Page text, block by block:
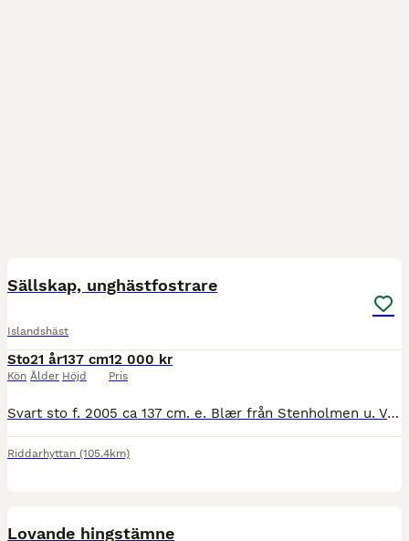
Sällskap, unghästfostrare
Islandshäst
Sto
Kön
21 år
Ålder
137 cm
Höjd
12 000 kr
Pris
Svart sto f. 2005 ca 137 cm. e. Blær från Stenholmen u. Vordis från Broaskog Hon har varit avelssto större delen av sitt liv, hon fått 8 föl och igångsatt hos dåvarande ägaren i dec 2023 efter blivi
Riddarhyttan (105.4km)
Lovande hingstämne